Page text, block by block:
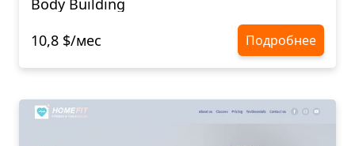
Body Building
10,8 $/мес
Подробнее